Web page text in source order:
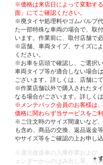
※価格は来店日によって変動す
面」にてご確認ください。
※廃タイヤ処理料やゴムバルブ
た一部特殊な車両の場合で、取
います。作業前に、取付店舗で
※店舗、車両タイプ、サイズに
ください。
※お車を店頭で確認し、ご選択
車両タイプ等が適合しない場合
ございます。詳しくは、店舗に
※作業店舗以外で購入されたタ
なる場合がございます。詳しく
※メンテパック会員のお客様は
価格に関わらず当サービスをご利
※ご注文時のサイズ間違いなど
も含め、商品の交換、返品返金
やサイズ等をご確認の上お申し
※違法改造車の入庫作業および
ェンダーからのはみ出し等、法